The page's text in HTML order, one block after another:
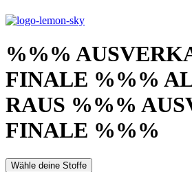
%%%
FINALE %%%
RAUS %%%
FINALE %%%
Wähle deine Stoffe